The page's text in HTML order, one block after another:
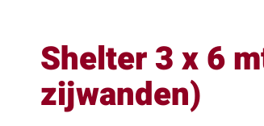
Shelter 3 x 6
zijwanden)